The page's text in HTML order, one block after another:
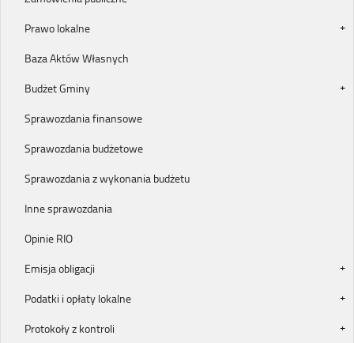
Prawo lokalne
Baza Aktów Własnych
Budżet Gminy
Sprawozdania finansowe
Sprawozdania budżetowe
Sprawozdania z wykonania budżetu
Inne sprawozdania
Opinie RIO
Emisja obligacji
Podatki i opłaty lokalne
Protokoły z kontroli